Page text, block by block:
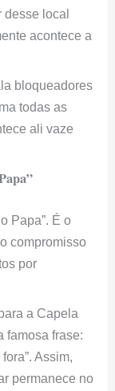
desse local
acontece a
bloqueadores
todas as
ali vaze
Papa”. É o
compromisso
por
a Capela
famosa frase:
Assim,
permanece no